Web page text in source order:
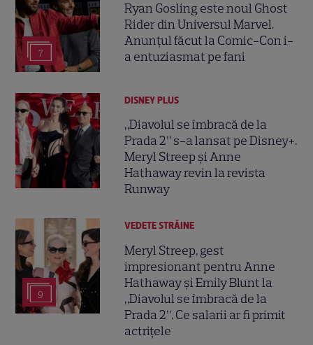
7
Ryan Gosling este noul Ghost
Rider din Universul Marvel.
Anunțul făcut la Comic-Con i-
a entuziasmat pe fani
DISNEY PLUS
„Diavolul se îmbracă de la
Prada 2” s-a lansat pe Disney+.
Meryl Streep și Anne
Hathaway revin la revista
Runway
9
VEDETE STRĂINE
Meryl Streep, gest
impresionant pentru Anne
Hathaway și Emily Blunt la
„Diavolul se îmbracă de la
Prada 2”. Ce salarii ar fi primit
actrițele